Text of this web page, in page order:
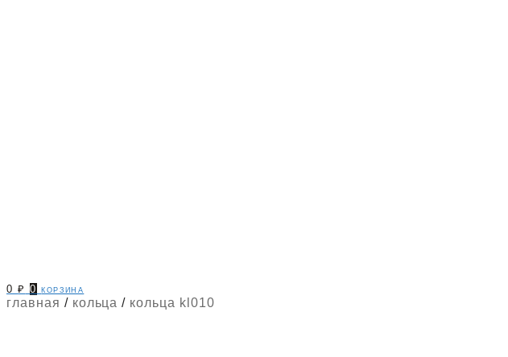
0₽ 0 корзина
главная / кольца / кольца kl010